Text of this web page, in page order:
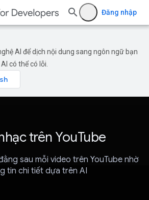
Đăng nhập
AI để dịch nội dung sang ngôn ngữ bạn
có thể có lỗi.
trên YouTube
sau mỗi video trên YouTube nhờ
tin chi tiết dựa trên AI